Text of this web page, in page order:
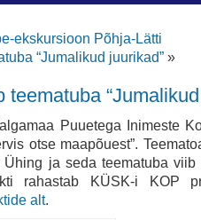
ekskursioon Põhja-Lätti
“Jumalikud juurikad” »
teematuba
Puuetega Inimeste
otse maapõuest”.
Ühing ja seda teematuba
rahastab KÜSK-i KOP
alt.